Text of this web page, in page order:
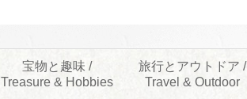
宝物と趣味 /
Treasure & Hobbies
旅行とアウトドア /
Travel & Outdoor